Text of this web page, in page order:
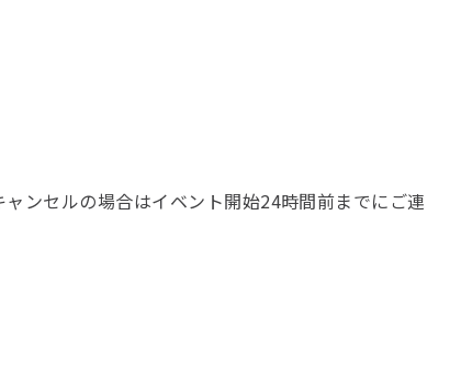
ンセルの場合はイベント開始24時間前までにご連